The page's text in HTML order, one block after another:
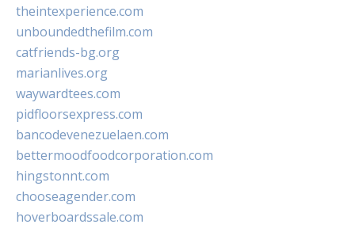
theintexperience.com
unboundedthefilm.com
catfriends-bg.org
marianlives.org
waywardtees.com
pidfloorsexpress.com
bancodevenezuelaen.com
bettermoodfoodcorporation.com
hingstonnt.com
chooseagender.com
hoverboardssale.com